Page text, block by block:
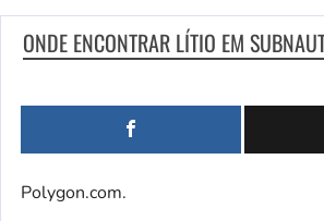
ONDE ENCONTRAR LÍTIO EM
Polygon.com.